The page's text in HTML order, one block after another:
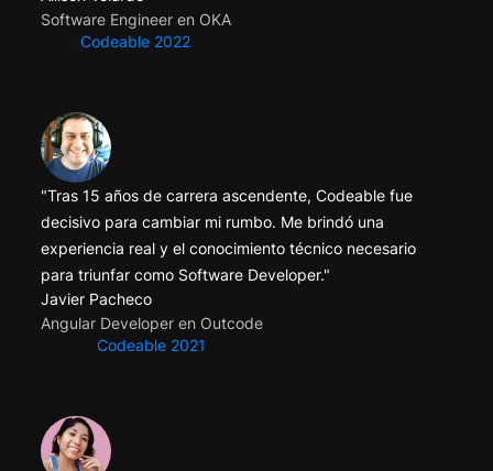
Software Engineer en OKA
Codeable 2022
"Tras 15 años de carrera ascendente, Codeable fue
decisivo para cambiar mi rumbo. Me brindó una
experiencia real y el conocimiento técnico necesario
para triunfar como Software Developer."
Javier Pacheco
Angular Developer en Outcode
Codeable 2021